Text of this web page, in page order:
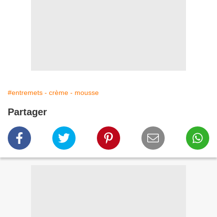
#entremets - crème - mousse
Partager